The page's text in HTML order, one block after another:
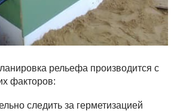
рельефа производится с
факторов:
следить за герметизацией